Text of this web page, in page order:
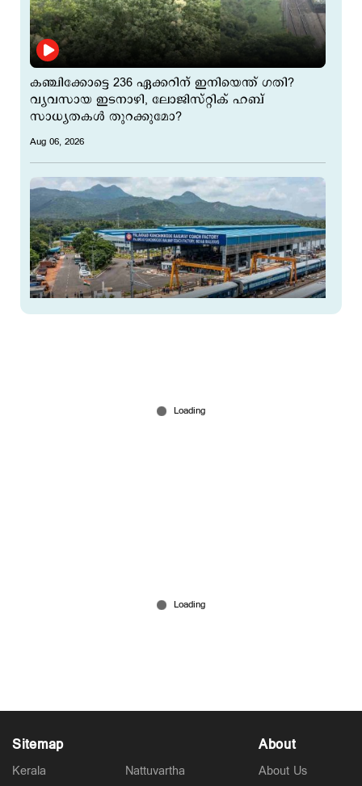
കഞ്ചിക്കോട്ടെ 236 ഏക്കറിന് ഇനിയെന്ത് ഗതി?
വ്യവസായ ഇടനാഴി, ലോജിസ്റ്റിക് ഹബ്
സാധ്യതകള്‍ തുറക്കുമോ?
Aug 06, 2026
ശക്തമായ മഴയില്‍ വീട് തകര്‍ന്നുവീണു; അഞ്ചംഗ
Sitemap
Kerala
Nattuvartha
About
About Us